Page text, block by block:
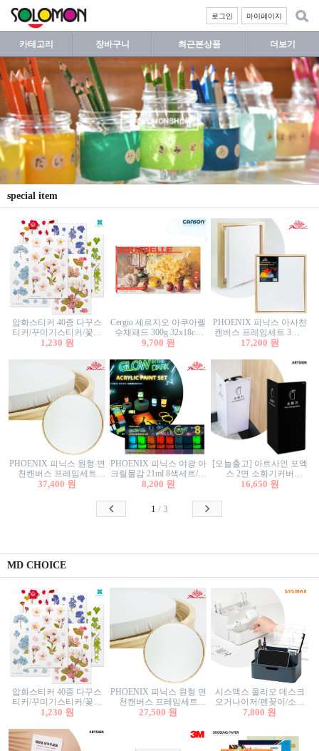
마이페이지
로그인
카테고리 장바구니 최근본상품 더보기
special item
압화스티커 40종 다꾸스
티커/꾸미기스티커/꽃스
티커/압화꽃책갈피/팬시
1,230 원
Cergio 세르지오 아쿠아렐
수채패드 300g 32x18cm
12매 1면제본
9,700 원
PHOENIX 피닉스 아사천
캔버스 프레임세트 3호F
27.3x22cm 캔버스와 올림
17,200 원
PHOENIX 피닉스 원형 면
천캔버스 프레임세트
40cm/원형캔버스/플로팅
37,400 원
PHOENIX 피닉스 야광 아
크릴물감 21ml 8색세트/야
광물감
8,200 원
[오늘출고] 아트사인 포멕
스 2면 소화기커버
1470/1471/소화기커버/소
함/소화기거치대/소화기
16,650 원
1 / 3
MD CHOICE
압화스티커 40종 다꾸스
티커/꾸미기스티커/꽃스
티커/압화꽃책갈피/팬시
1,230 원
PHOENIX 피닉스 원형 면
천캔버스 프레임세트
30cm/원형캔버스/플로팅
27,500 원
시스맥스 올리오 데스크
오거나이저/펜꽂이/소품
꽂이/소품함/정리함/수납
7,800 원